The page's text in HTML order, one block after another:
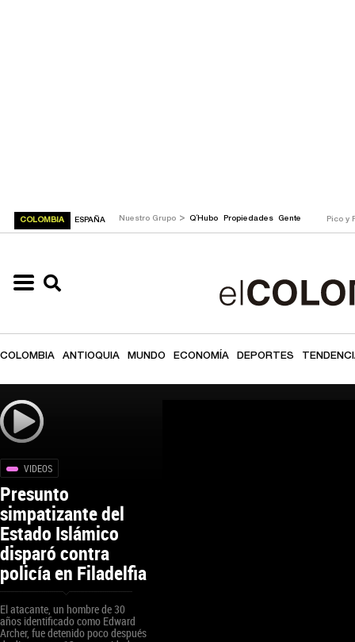
COLOMBIA ESPAÑA Nuestro Grupo > Q´Hubo Propiedades Gente Pico y
COLOMBIA ANTIOQUIA MUNDO ECONOMÍA DEPORTES
VIDEOS
Presunto
simpatizante del
Estado Islámico
disparó contra
policía en Filadelfia
El atacante, un hombre de 30
años identificado como Edward
Archer, fue detenido poco después